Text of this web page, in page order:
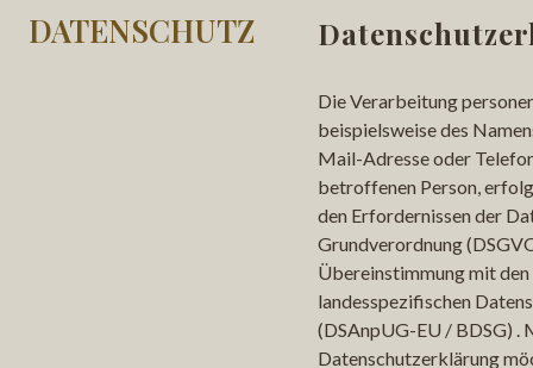
DATENSCHUTZ
Die Verarbeitung
beispielsweise des
Mail-Adresse oder
betroffenen Person,
den Erfordernissen der
Grundverordnung
Übereinstimmung mit
landesspezifischen
(DSAnpUG-EU / BDSG) .
Datenschutzerklärung